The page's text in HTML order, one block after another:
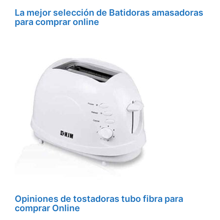
La mejor selección de Batidoras amasadoras
para comprar online
Opiniones de tostadoras tubo fibra para
comprar Online